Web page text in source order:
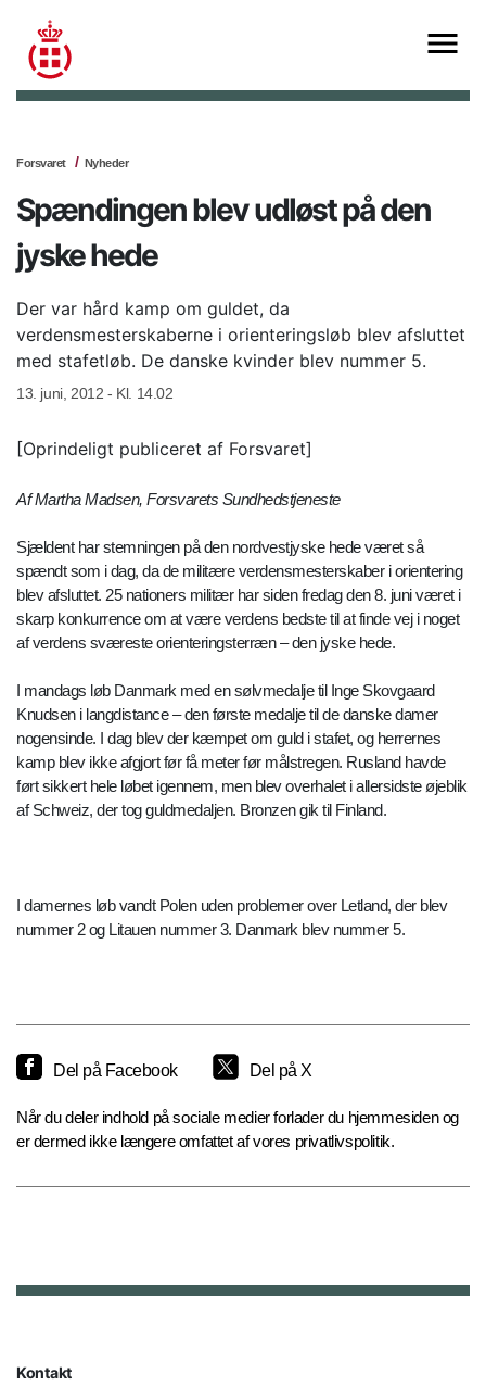
Forsvaret Nyheder
Spændingen blev udløst på den
jyske hede
Der var hård kamp om guldet, da
verdensmesterskaberne i orienteringsløb blev afsluttet
med stafetløb. De danske kvinder blev nummer 5.
13. juni, 2012 - Kl. 14.02
[Oprindeligt publiceret af Forsvaret]
AfMartha Madsen, Forsvarets Sundhedstjeneste
Sjældent har stemningen på den nordvestjyske hede været så
spændt som i dag, da de militære verdensmesterskaber i orientering
blev afsluttet. 25 nationers militær har siden fredag den 8. juni været i
skarp konkurrence om at være verdens bedste til at finde vej i noget
af verdens sværeste orienteringsterræn – den jyske hede.
I mandags løb Danmark med en sølvmedalje til Inge Skovgaard
Knudsen i langdistance – den første medalje til de danske damer
nogensinde. I dag blev der kæmpet om guld i stafet, og herrernes
kamp blev ikke afgjort før få meter før målstregen. Rusland havde
ført sikkert hele løbet igennem, men blev overhalet i allersidste øjeblik
af Schweiz, der tog guldmedaljen. Bronzen gik til Finland.
I damernes løb vandt Polen uden problemer over Letland, der blev
nummer 2 og Litauen nummer 3. Danmark blev nummer 5.
Del på Facebook Del på X
Når du deler indhold på sociale medier forlader du hjemmesiden og
er dermed ikke længere omfattet af vores privatlivspolitik.
Kontakt